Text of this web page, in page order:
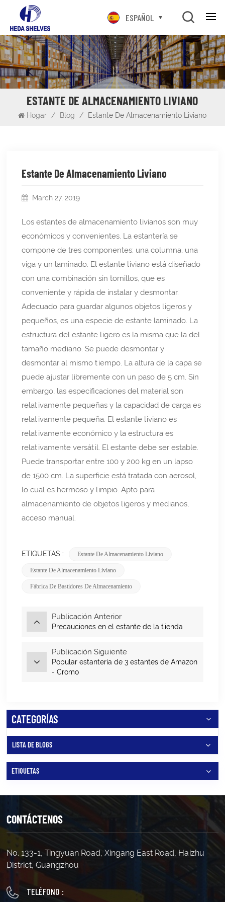
ESPAÑOL
ESTANTE DE ALMACENAMIENTO LIVIANO
Hogar / Blog / Estante De Almacenamiento Liviano
Estante De Almacenamiento Liviano
March 27, 2019
Los estantes de almacenamiento livianos son muy
económicos y convenientes. La estantería se
compone de tres componentes: una columna, una
viga y un laminado. El estante liviano está diseñado
con una combinación sin tornillos, que es
conveniente y rápida de instalar y desmontar.
Adecuado para guardar algunos objetos ligeros y
pequeños, es una especie de estante laminado. La
estructura del estante ligero es la misma que la del
tamaño mediano. Se puede desmontar y
desmontar al mismo tiempo. La altura de la capa se
puede ajustar libremente con un paso de 5 cm. Sin
embargo, las especificaciones del material son
relativamente pequeñas y la capacidad de carga es
relativamente pequeña. El estante liviano es
relativamente económico y la estructura es
relativamente versátil. El estante debe ser estable.
Puede transportar entre 100 y 200 kg en un lapso
de 1500 cm. La superficie está tratada con aerosol,
lo cual es hermoso y limpio. Apto para
almacenamiento de objetos ligeros y medianos,
acceso manual.
ETIQUETAS : Estante De Almacenamiento Liviano
Estante De Almacenamiento Liviano
Fábrica De Bastidores De Almacenamiento
Publicación Anterior
Precauciones en el estante de la tienda
Publicación Siguiente
Popular estantería de 3 estantes de Amazon
- Cromo
CATEGORÍAS
LISTA DE BLOGS
ETIQUETAS
CONTÁCTENOS
No. 133-1, Tingyuan Road, Xingang East Road, Haizhu
District, Guangzhou
TELÉFONO :